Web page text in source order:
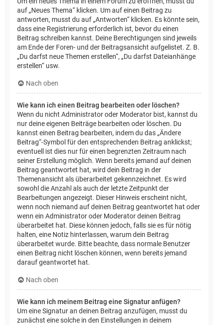
auf „Neues Thema“ klicken. Um auf einen Beitrag zu
antworten, musst du auf „Antworten“ klicken. Es könnte sein,
dass eine Registrierung erforderlich ist, bevor du einen
Beitrag schreiben kannst. Deine Berechtigungen sind jeweils
am Ende der Foren- und der Beitragsansicht aufgelistet. Z. B.
„Du darfst neue Themen erstellen“, „Du darfst Dateianhänge
erstellen“ usw.
Nach oben
Wie kann ich einen Beitrag bearbeiten oder löschen?
Wenn du nicht Administrator oder Moderator bist, kannst du
nur deine eigenen Beiträge bearbeiten oder löschen. Du
kannst einen Beitrag bearbeiten, indem du das „Ändere
Beitrag“-Symbol für den entsprechenden Beitrag anklickst;
eventuell ist dies nur für einen begrenzten Zeitraum nach
seiner Erstellung möglich. Wenn bereits jemand auf deinen
Beitrag geantwortet hat, wird dein Beitrag in der
Themenansicht als überarbeitet gekennzeichnet. Es wird
sowohl die Anzahl als auch der letzte Zeitpunkt der
Bearbeitungen angezeigt. Dieser Hinweis erscheint nicht,
wenn noch niemand auf deinen Beitrag geantwortet hat oder
wenn ein Administrator oder Moderator deinen Beitrag
überarbeitet hat. Diese können jedoch, falls sie es für nötig
halten, eine Notiz hinterlassen, warum dein Beitrag
überarbeitet wurde. Bitte beachte, dass normale Benutzer
einen Beitrag nicht löschen können, wenn bereits jemand
darauf geantwortet hat.
Nach oben
Wie kann ich meinem Beitrag eine Signatur anfügen?
Um eine Signatur an deinen Beitrag anzufügen, musst du
zunächst eine solche in den Einstellungen in deinem